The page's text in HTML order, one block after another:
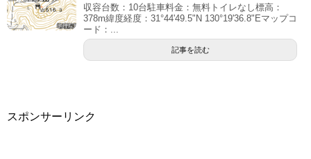
収容台数：10台駐車料金：無料トイレなし標高：
378m緯度経度：31°44'49.5"N 130°19'36.8"Eマップコ
ード：...
記事を読む
スポンサーリンク